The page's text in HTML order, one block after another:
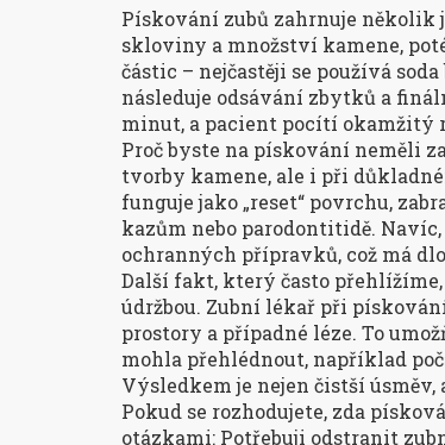
Pískování zubů zahrnuje
skloviny a množství kamene,
částic – nejčastěji se používá
následuje odsávání zbytků a
minut, a pacient pocítí okamžitý
Proč byste na pískování neměli
tvorby kamene, ale i při
funguje jako „reset“ povrchu,
kazům nebo parodontitidě.
ochranných přípravků, což má
Další fakt, který často
údržbou. Zubní lékař při
prostory a případné léze. To
mohla přehlédnout, například
Výsledkem je nejen čistší
Pokud se rozhodujete, zda
otázkami: Potřebuji odstranit